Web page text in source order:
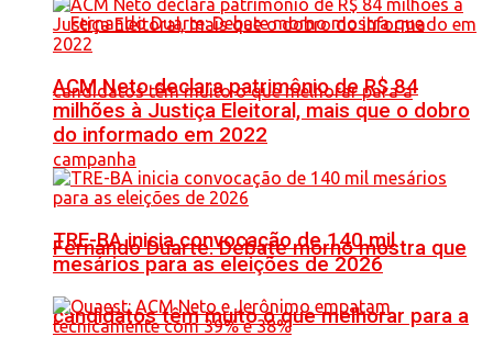
Fernando Duarte: Debate morno mostra que
candidatos têm muito o que melhorar para a
ACM Neto declara patrimônio de R$ 84
milhões à Justiça Eleitoral, mais que o dobro
do informado em 2022
TRE-BA inicia convocação de 140 mil
mesários para as eleições de 2026